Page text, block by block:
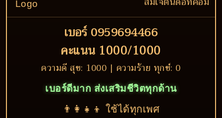
เบอร์ 0959694466
คะแนน 1000/1000
ความดี สุข: 1000 | ความร้าย ทุกข์: 0
เบอร์ดีมาก ส่งเสริมชีวิตทุกด้าน
👨‍👩‍👧‍👦 ใช้ได้ทุกเพศ